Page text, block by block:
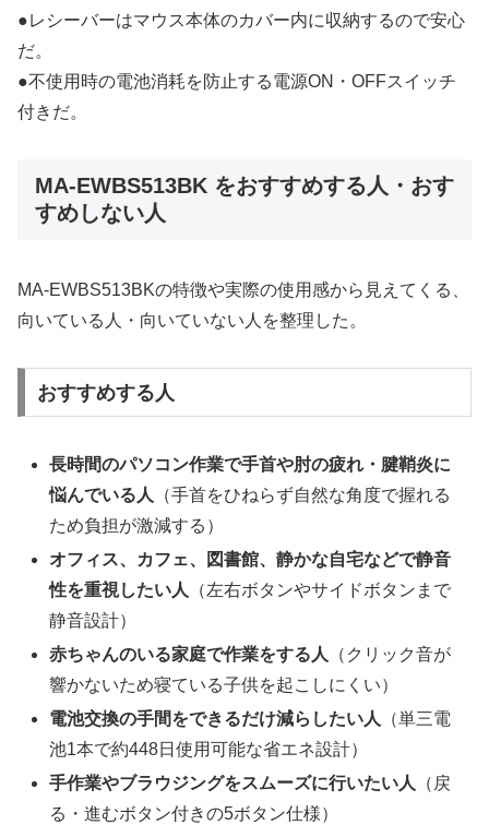
●レシーバーはマウス本体のカバー内に収納するので安心
だ。
●不使用時の電池消耗を防止する電源ON・OFFスイッチ
付きだ。
MA-EWBS513BK をおすすめする人・おす
すめしない人
MA-EWBS513BKの特徴や実際の使用感から見えてくる、
向いている人・向いていない人を整理した。
おすすめする人
長時間のパソコン作業で手首や肘の疲れ・腱鞘炎に
悩んでいる人
（手首をひねらず自然な角度で握れる
ため負担が激減する）
オフィス、カフェ、図書館、静かな自宅などで静音
性を重視したい人
（左右ボタンやサイドボタンまで
静音設計）
赤ちゃんのいる家庭で作業をする人
（クリック音が
響かないため寝ている子供を起こしにくい）
電池交換の手間をできるだけ減らしたい人
（単三電
池1本で約448日使用可能な省エネ設計）
手作業やブラウジングをスムーズに行いたい人
（戻
る・進むボタン付きの5ボタン仕様）